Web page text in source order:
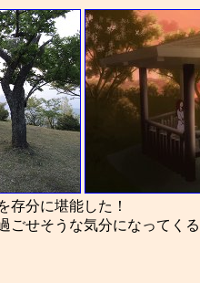
存分に堪能した！
ごせそうな気分になってく